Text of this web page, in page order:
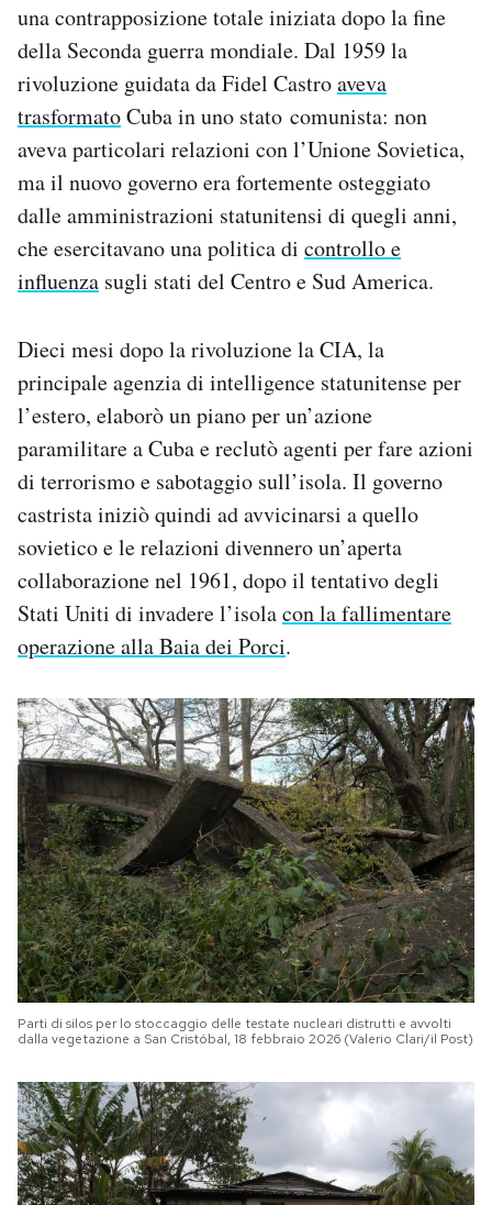
una contrapposizione totale iniziata dopo la fine
della Seconda guerra mondiale. Dal 1959 la
rivoluzione guidata da Fidel Castroaveva
trasformatoCuba in uno stato comunista: non
aveva particolari relazioni con l’Unione Sovietica,
ma il nuovo governo era fortemente osteggiato
dalle amministrazioni statunitensi di quegli anni,
che esercitavano una politica di controllo e
influenza sugli stati del Centro e Sud America.
Dieci mesi dopo la rivoluzione la CIA, la
principale agenzia di intelligence statunitense per
l’estero, elaborò un piano per un’azione
paramilitare a Cuba e reclutò agenti per fare azioni
di terrorismo e sabotaggio sull’isola. Il governo
castrista iniziò quindi ad avvicinarsi a quello
sovietico e le relazioni divennero un’aperta
collaborazione nel 1961, dopo il tentativo degli
Stati Uniti di invadere l’isolacon la fallimentare
operazione alla Baia dei Porci.
Parti di silos per lo stoccaggio delle testate nucleari distrutti e avvolti
dalla vegetazione a San Cristóbal, 18 febbraio 2026 (Valerio Clari/il Post)